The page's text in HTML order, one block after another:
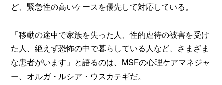
ど、緊急性の高いケースを優先して対応している。
「移動の途中で家族を失った人、性的虐待の被害を受け
た人、絶えず恐怖の中で暮らしている人など、さまざま
な患者がいます」と語るのは、MSFの心理ケアマネジャ
ー、オルガ・ルシア・ウスカテギだ。